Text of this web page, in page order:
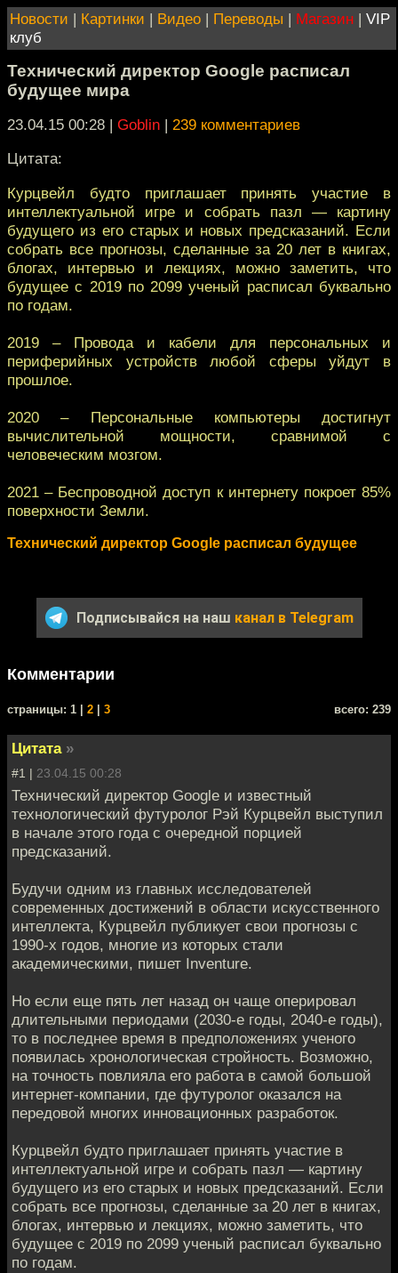
Новости | Картинки | Видео | Переводы | Магазин | VIP
клуб
Технический директор Google расписал
будущее мира
23.04.15 00:28 | Goblin | 239 комментариев
Цитата:
Курцвейл будто приглашает принять участие в
интеллектуальной игре и собрать пазл — картину
будущего из его старых и новых предсказаний. Если
собрать все прогнозы, сделанные за 20 лет в книгах,
блогах, интервью и лекциях, можно заметить, что
будущее с 2019 по 2099 ученый расписал буквально
по годам.
2019 – Провода и кабели для персональных и
периферийных устройств любой сферы уйдут в
прошлое.
2020 – Персональные компьютеры достигнут
вычислительной мощности, сравнимой с
человеческим мозгом.
2021 – Беспроводной доступ к интернету покроет 85%
поверхности Земли.
Технический директор Google расписал будущее
Подписывайся на наш канал в Telegram
Комментарии
cтраницы: 1 | 2 3 всего: 239
Цитата »
#1 | 23.04.15 00:28
Технический директор Google и известный
технологический футуролог Рэй Курцвейл выступил
в начале этого года с очередной порцией
предсказаний.
Будучи одним из главных исследователей
современных достижений в области искусственного
интеллекта, Курцвейл публикует свои прогнозы с
1990-х годов, многие из которых стали
академическими, пишет Inventure.
Но если еще пять лет назад он чаще оперировал
длительными периодами (2030-е годы, 2040-е годы),
то в последнее время в предположениях ученого
появилась хронологическая стройность. Возможно,
на точность повлияла его работа в самой большой
интернет-компании, где футуролог оказался на
передовой многих инновационных разработок.
Курцвейл будто приглашает принять участие в
интеллектуальной игре и собрать пазл — картину
будущего из его старых и новых предсказаний. Если
собрать все прогнозы, сделанные за 20 лет в книгах,
блогах, интервью и лекциях, можно заметить, что
будущее с 2019 по 2099 ученый расписал буквально
по годам.